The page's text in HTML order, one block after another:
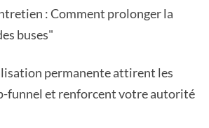
: Comment prolonger la
buses"
permanente attirent les
funnel et renforcent votre autorité